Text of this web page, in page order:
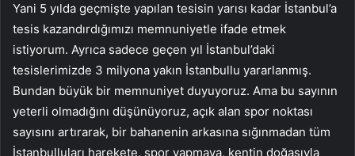
Yani 5 yılda geçmişte yapılan tesisin yarısı kadar İstanbul’a
tesis kazandırdığımızı memnuniyetle ifade etmek
istiyorum. Ayrıca sadece geçen yıl İstanbul’daki
tesislerimizde 3 milyona yakın İstanbullu yararlanmış.
Bundan büyük bir memnuniyet duyuyoruz. Ama bu sayının
yeterli olmadığını düşünüyoruz, açık alan spor noktası
sayısını artırarak, bir bahanenin arkasına sığınmadan tüm
İstanbulluları harekete, spor yapmaya, kentin doğasıyla